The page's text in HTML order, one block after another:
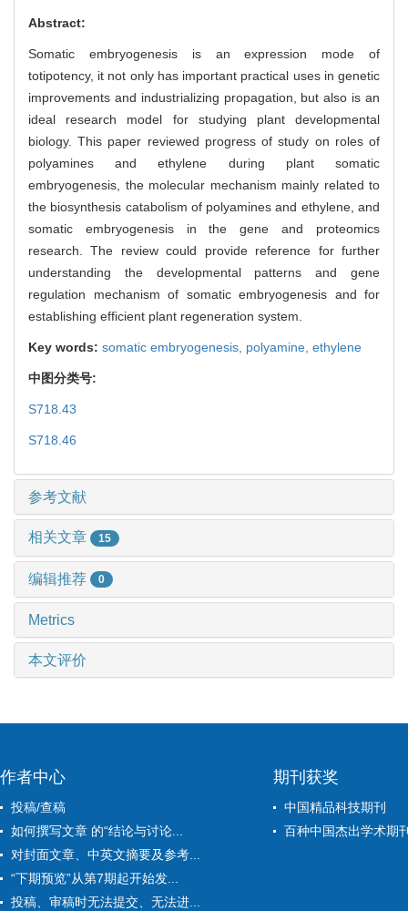
Abstract:
Somatic embryogenesis is an expression mode of
totipotency, it not only has important practical uses in genetic
improvements and industrializing propagation, but also is an
ideal research model for studying plant developmental
biology. This paper reviewed progress of study on roles of
polyamines and ethylene during plant somatic
embryogenesis, the molecular mechanism mainly related to
the biosynthesis catabolism of polyamines and ethylene, and
somatic embryogenesis in the gene and proteomics
research. The review could provide reference for further
understanding the developmental patterns and gene
regulation mechanism of somatic embryogenesis and for
establishing efficient plant regeneration system.
Key words: somatic embryogenesis, polyamine, ethylene
中图分类号:
S718.43
S718.46
参考文献
相关文章 15
编辑推荐 0
Metrics
本文评价
作者中心
投稿/查稿
如何撰写文章 的“结论与讨论...
对封面文章、中英文摘要及参考...
“下期预览”从第7期起开始发...
投稿、审稿时无法提交、无法进...
期刊获奖
中国精品科技期刊
百种中国杰出学术期